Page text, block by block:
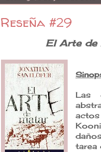
Reseña #29
El Arte
Las
tarea